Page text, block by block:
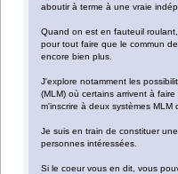
aboutir à terme à une vraie
Quand on est en fauteuil
pour tout faire que le commun
encore bien plus.
J'explore notamment les
(MLM) où certains arrivent à
m'inscrire à deux systèmes MLM
Je suis en train de constituer
personnes intéressées.
Si le coeur vous en dit, vous